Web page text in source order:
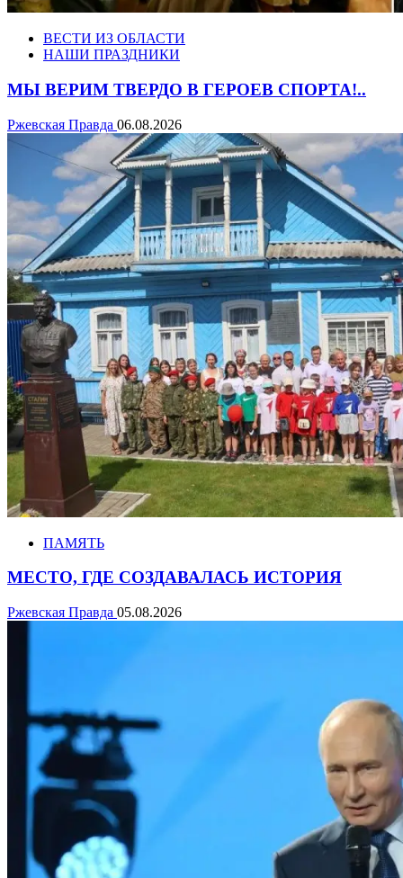
ВЕСТИ ИЗ ОБЛАСТИ
НАШИ ПРАЗДНИКИ
МЫ ВЕРИМ ТВЕРДО В ГЕРОЕВ СПОРТА!..
Ржевская Правда 06.08.2026
ПАМЯТЬ
МЕСТО, ГДЕ СОЗДАВАЛАСЬ ИСТОРИЯ
Ржевская Правда 05.08.2026